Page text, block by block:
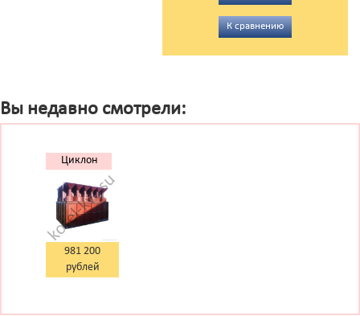
К сравнению
Вы недавно смотрели:
Циклон
1-(4x4)
981 200
рублей